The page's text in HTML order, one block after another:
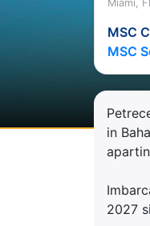
Miami,
MSC
MSC
in
2027